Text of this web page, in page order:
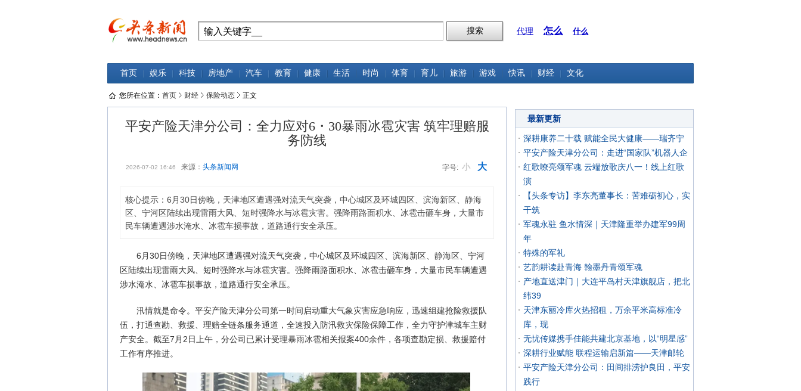
代理 怎么 什么
首页 娱乐 科技 房地产 汽车 教育 健康 生活 时尚 体育 育儿 旅游 游戏 快讯 财经 文化
您所在位置： 首页 财经 保险动态 正文
平安产险天津分公司：全力应对6・30暴雨冰雹灾害 筑牢理赔服
务防线
字号: 小 大
2026-07-02 16:46 来源： 头条新闻网
核心提示：6月30日傍晚，天津地区遭遇强对流天气突袭，中心城区及环城四区、滨海新区、静海
区、宁河区陆续出现雷雨大风、短时强降水与冰雹灾害。强降雨路面积水、冰雹击砸车身，大量市
民车辆遭遇涉水淹水、冰雹车损事故，道路通行安全承压。
6月30日傍晚，天津地区遭遇强对流天气突袭，中心城区及环城四区、滨海新区、静海区、宁河
区陆续出现雷雨大风、短时强降水与冰雹灾害。强降雨路面积水、冰雹击砸车身，大量市民车辆遭遇
涉水淹水、冰雹车损事故，道路通行安全承压。
汛情就是命令。平安产险天津分公司第一时间启动重大气象灾害应急响应，迅速组建抢险救援队
伍，打通查勘、救援、理赔全链条服务通道，全速投入防汛救灾保险保障工作，全力守护津城车主财
产安全。截至7月2日上午，分公司已累计受理暴雨冰雹相关报案400余件，各项查勘定损、救援赔付
工作有序推进。
最新更新
深耕康养二十载 赋能全民大健康——瑞齐宁
平安产险天津分公司：走进“国家队”机器人企
红歌嘹亮颂军魂 云端放歌庆八一！线上红歌
演
【头条专访】李东亮董事长：苦难砺初心，实
干筑
军魂永驻 鱼水情深｜天津隆重举办建军99周
年
特殊的军礼
艺韵耕读赴青海 翰墨丹青颂军魂
产地直送津门｜大连平岛村天津旗舰店，把北
纬39
天津东丽冷库火热招租，万余平米高标准冷
库，现
无忧传媒携手佳能共建北京基地，以“明星感”
深耕行业赋能 联程运输启新篇——天津邮轮
平安产险天津分公司：田间排涝护良田，平安
践行